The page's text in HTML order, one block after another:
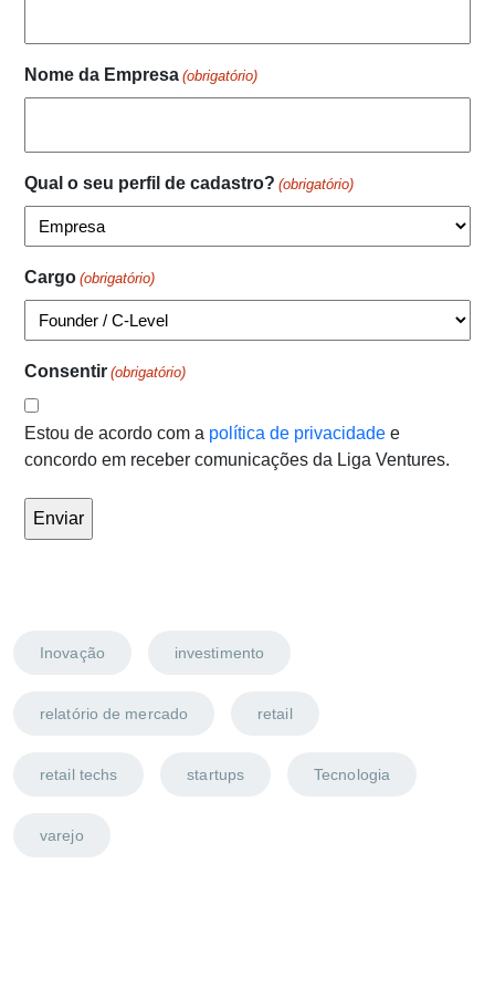
Nome da Empresa (obrigatório)
Qual o seu perfil de cadastro? (obrigatório)
Cargo (obrigatório)
Consentir (obrigatório)
Estou de acordo com a política de privacidade e
concordo em receber comunicações da Liga Ventures.
Inovação investimento
relatório de mercado retail
retail techs startups Tecnologia
varejo